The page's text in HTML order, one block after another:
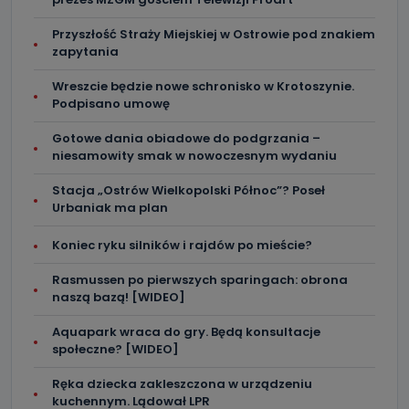
negatywnymi konsekwencjami. Cofnięcia zgody można
tradycyjna) tak, aby dotarła do wiadomości Telewizji
Kablowej Pro-Art z siedzibą w miejscowości Ostrów
Wielkopolski (63-400) przy ul. Wolności 19.
Kiedy i komu możemy przekazać
Państwa dane?
Telewizja Kablowa Pro-Art z siedzibą w miejscowości
Ostrów Wielkopolski (63-400) przy ul. Wolności 19 nie
trzecim, jak również nie są one wykorzystywane w
procesach zautomatyzowanego profilowania.
przekazanymi nam danymi?
Po wyrażeniu zgody na przetwarzanie danych osobowych,
mają Państwo prawo do żądania od Telewizji Kablowa
Pro-Art z siedzibą w miejscowości Ostrów Wielkopolski (63-
dotyczących Państwa oraz uzyskania ich kopii, a także
żądania ich sprostowania, usunięcia danych,
ograniczenia ich przetwarzania oraz prawo wniesienia
Przyszłość Straży Miejskiej w Ostrowie pod znakiem
zapytania
Wreszcie będzie nowe schronisko w Krotoszynie.
Podpisano umowę
Gotowe dania obiadowe do podgrzania –
niesamowity smak w nowoczesnym wydaniu
Stacja „Ostrów Wielkopolski Północ”? Poseł
Urbaniak ma plan
Koniec ryku silników i rajdów po mieście?
Rasmussen po pierwszych sparingach: obrona
naszą bazą! [WIDEO]
Aquapark wraca do gry. Będą konsultacje
społeczne? [WIDEO]
Ręka dziecka zakleszczona w urządzeniu
kuchennym. Lądował LPR